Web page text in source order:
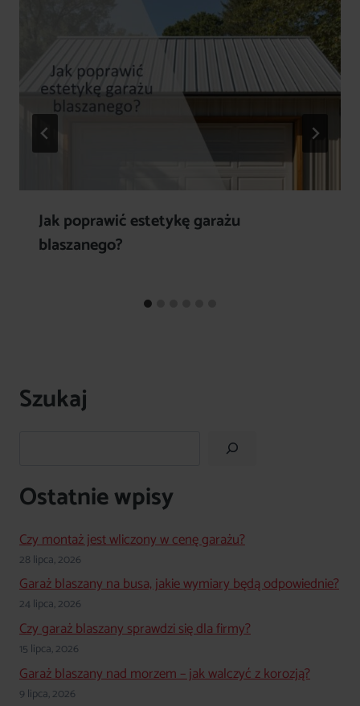
Jak poprawić estetykę garażu
blaszanego?
Szukaj
Ostatnie wpisy
Czy montaż jest wliczony w cenę garażu?
28 lipca, 2026
Garaż blaszany na busa, jakie wymiary będą odpowiednie?
24 lipca, 2026
Czy garaż blaszany sprawdzi się dla firmy?
15 lipca, 2026
Garaż blaszany nad morzem – jak walczyć z korozją?
9 lipca, 2026